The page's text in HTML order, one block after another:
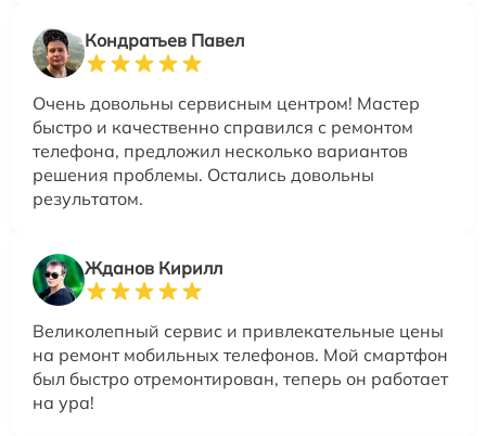
Кондратьев Павел
Очень довольны сервисным центром! Мастер
быстро и качественно справился с ремонтом
телефона, предложил несколько вариантов
решения проблемы. Остались довольны
результатом.
Жданов Кирилл
Великолепный сервис и привлекательные цены
на ремонт мобильных телефонов. Мой смартфон
был быстро отремонтирован, теперь он работает
на ура!